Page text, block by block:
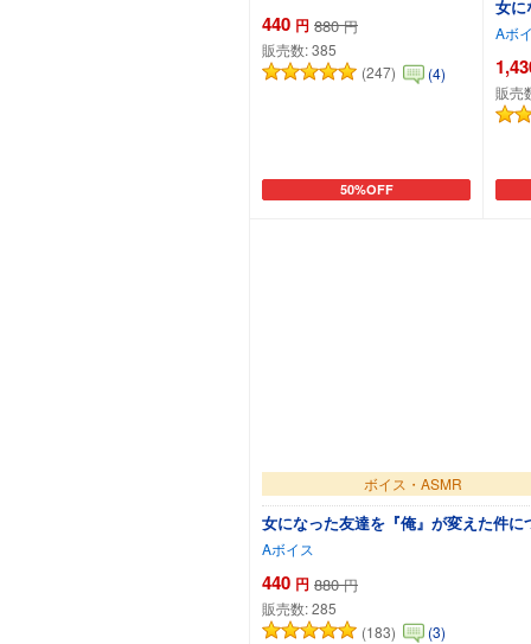
440 円 880 円
販売数:385
(247)
(4)
50%OFF
カートに追加
女
Aボ
販売
ボイス・ASMR
女になった友達を『俺』が変えた件に
Aボイス
440 円 880 円
販売数:285
(183)
(3)